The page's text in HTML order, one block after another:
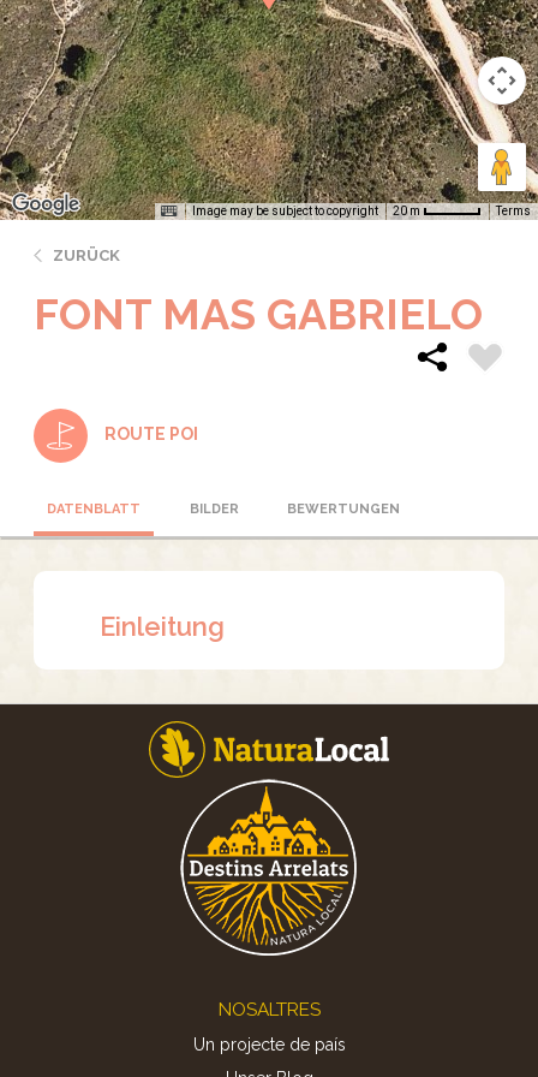
Image may be subject to copyright 20 m Terms
ZURÜCK
FONT MAS GABRIELO
ROUTE POI
DATENBLATT BILDER BEWERTUNGEN
Einleitung
NOSALTRES
Un projecte de país